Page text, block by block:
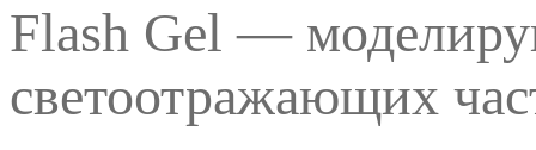
Flash Gel —
светоотражающих